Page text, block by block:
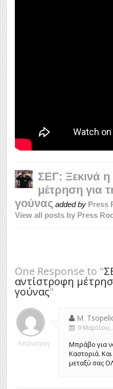
ΣΕΓ: Ξεκινά
μέτρηση για
γούνας added by Press
View all posts by Press
One Response to "
αντίστροφη
γούνας"
M.
9 Μαρτίου,
Μπράβο για
Καστοριά.
μεταξύ σας
Απάντηση